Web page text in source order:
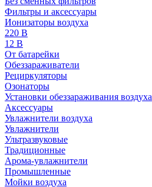
Фильтры и аксессуары
Ионизаторы воздуха
220 В
12 В
От батарейки
Обеззараживатели
Рециркуляторы
Озонаторы
Установки обеззараживания воздуха
Аксессуары
Увлажнители воздуха
Увлажнители
Ультразвуковые
Традиционные
Арома-увлажнители
Промышленные
Мойки воздуха